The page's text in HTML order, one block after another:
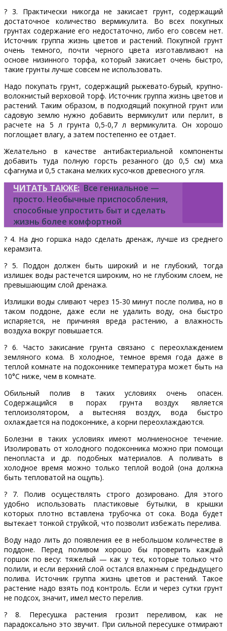
? 3. Практически никогда не закисает грунт, содержащий
достаточное количество вермикулита. Во всех покупных
грунтах содержание его недостаточно, либо его совсем нет.
Источник группа жизнь цветов и растений. Покупной грунт
очень темного, почти черного цвета изготавливают на
основе низинного торфа, который закисает очень быстро,
такие грунты лучше совсем не использовать.
Надо покупать грунт, содержащий рыжевато-бурый, крупно-
волокнистый верховой торф. Источник группа жизнь цветов и
растений. Таким образом, в подходящий покупной грунт или
садовую землю нужно добавить вермикулит или перлит, в
расчете на 5 л грунта 0,5-0,7 л вермикулита. Он хорошо
поглощает влагу, а затем постепенно ее отдает.
Желательно в качестве антибактериальной компоненты
добавить туда полную горсть резанного (до 0,5 см) мха
сфагнума и 0,5 стакана мелких кусочков древесного угля.
ЧИТАТЬ ТАКЖЕ: Все гениальное —
просто. Необычные приспособления,
способные упростить быт и сделать
жизнь более комфортной
? 4. На дно горшка надо сделать дренаж, лучше из среднего
керамзита.
? 5. Поддон должен быть широкий и не глубокий, тогда
излишек воды растечется широким, но не глубоким слоем, не
превышающим слой дренажа.
Излишки воды сливают через 15-30 минут после полива, но в
таком поддоне, даже если не удалить воду, она быстро
испаряется, не причиняя вреда растению, а влажность
воздуха вокруг повышается.
? 6. Часто закисание грунта связано с переохлаждением
земляного кома. В холодное, темное время года даже в
теплой комнате на подоконнике температура может быть на
10°С ниже, чем в комнате.
Обильный полив в таких условиях очень опасен.
Содержащийся в порах грунта воздух является
теплоизолятором, а вытесняя воздух, вода быстро
охлаждается на подоконнике, а корни переохлаждаются.
Болезни в таких условиях имеют молниеносное течение.
Изолировать от холодного подоконника можно при помощи
пенопласта и др. подобных материалов. А поливать в
холодное время можно только теплой водой (она должна
быть тепловатой на ощупь).
? 7. Полив осуществлять строго дозировано. Для этого
удобно использовать пластиковые бутылки, в крышки
которых плотно вставлена трубочка от сока. Вода будет
вытекает тонкой струйкой, что позволит избежать перелива.
Воду надо лить до появления ее в небольшом количестве в
поддоне. Перед поливом хорошо бы проверить каждый
горшок по весу: тяжелый — как у тех, которые только что
полили, и если верхний слой остался влажным с предыдущего
полива. Источник группа жизнь цветов и растений. Такое
растение надо взять под контроль. Если и через сутки грунт
не подсох, значит, имел место перелив.
? 8. Пересушка растения грозит переливом, как не
парадоксально это звучит. При сильной пересушке отмирают